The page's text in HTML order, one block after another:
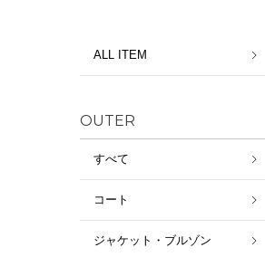
ALL ITEM
OUTER
すべて
コート
ジャケット・ブルゾン